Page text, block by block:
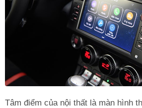
Tâm điểm của nội thất là màn hình